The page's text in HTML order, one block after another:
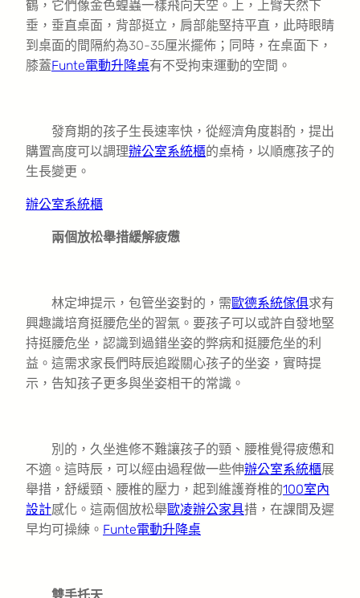
鶴，它們像金色蝗蟲一樣飛向天空。上，上臂天然下
垂，垂直桌面，背部挺立，肩部能堅持平直，此時眼睛
到桌面的間隔約為30-35厘米擺佈；同時，在桌面下，
膝蓋Funte電動升降桌有不受拘束運動的空間。
發育期的孩子生長速率快，從經濟角度斟酌，提出
購置高度可以調理辦公室系統櫃的桌椅，以順應孩子的
生長變更。
辦公室系統櫃
兩個放松舉措緩解疲憊
林定坤提示，包管坐姿對的，需歐德系統傢俱求有
興趣識培育挺腰危坐的習氣。要孩子可以或許自發地堅
持挺腰危坐，認識到過錯坐姿的弊病和挺腰危坐的利
益。這需求家長們時辰追蹤關心孩子的坐姿，實時提
示，告知孩子更多與坐姿相干的常識。
別的，久坐進修不難讓孩子的頸、腰椎覺得疲憊和
不適。這時辰，可以經由過程做一些伸辦公室系統櫃展
舉措，舒緩頸、腰椎的壓力，起到維護脊椎的100室內
設計感化。這兩個放松舉歐凌辦公家具措，在課間及遲
早均可操練。 Funte電動升降桌